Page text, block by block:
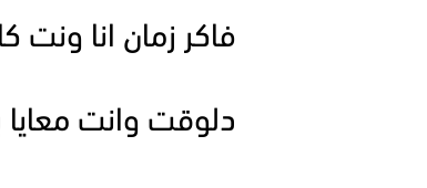
فاكر زمان انا ونت
دلوقت وانت معايا